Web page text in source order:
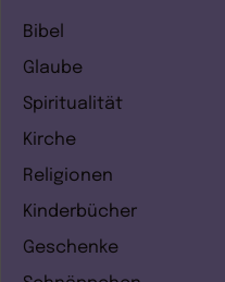
Bibel
Glaube
Spiritualität
Kirche
Religionen
Kinderbücher
Geschenke